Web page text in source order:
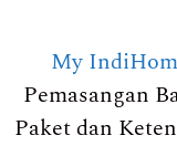
My
Pemasangan
Paket dan